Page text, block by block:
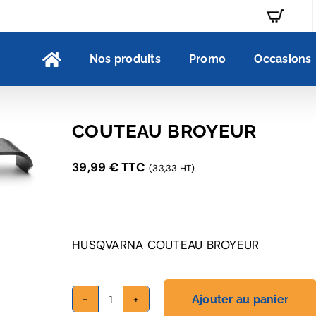
Nos produits Promo Occasions
COUTEAU BROYEUR
39,99 €TTC (33,33 HT)
HUSQVARNA COUTEAU BROYEUR
quantité
Ajouter au panier